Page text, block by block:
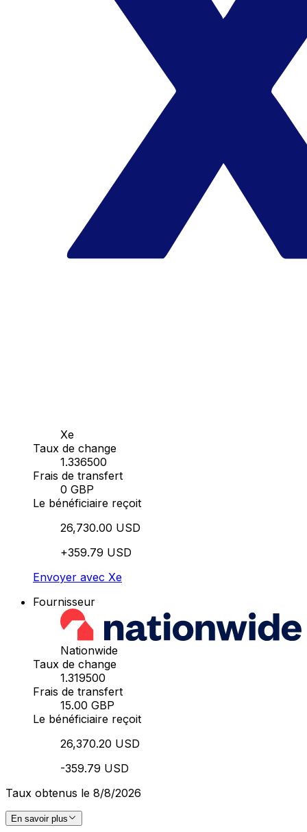
Xe
Taux de change
1.336500
Frais de transfert
0 GBP
Le bénéficiaire reçoit
26,730.00 USD
+359.79 USD
Envoyer avec Xe
Fournisseur
Nationwide
Taux de change
1.319500
Frais de transfert
15.00 GBP
Le bénéficiaire reçoit
26,370.20 USD
-359.79 USD
Taux obtenus le 8/8/2026
En savoir plus